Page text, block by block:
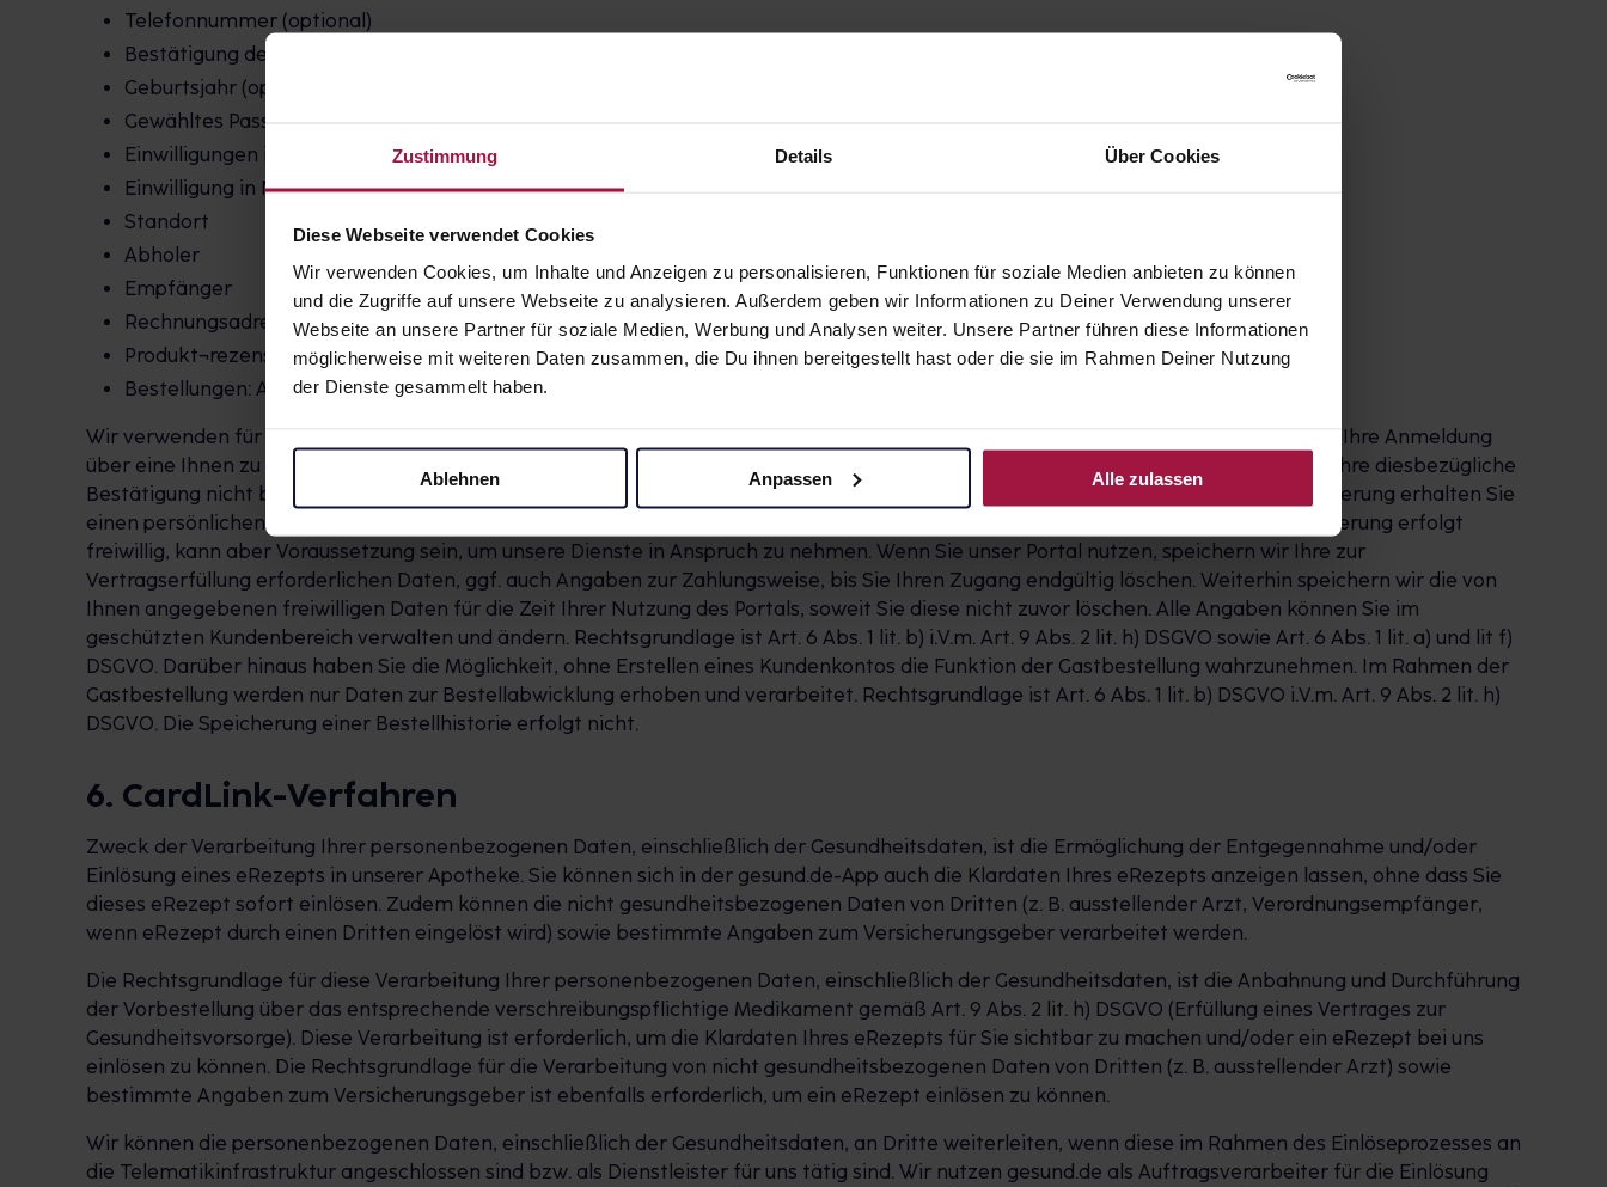
Zustimmung Details Über Cookies
Diese Webseite verwendet Cookies
Wir verwenden Cookies, um Inhalte und Anzeigen zu personalisieren, Funktionen für soziale Medien anbieten zu können
und die Zugriffe auf unsere Webseite zu analysieren. Außerdem geben wir Informationen zu Deiner Verwendung unserer
Webseite an unsere Partner für soziale Medien, Werbung und Analysen weiter. Unsere Partner führen diese Informationen
möglicherweise mit weiteren Daten zusammen, die Du ihnen bereitgestellt hast oder die sie im Rahmen Deiner Nutzung
der Dienste gesammelt haben.
Ablehnen Anpassen Alle zulassen
Telefonnummer (optional)
Bestätigung der Volljährigkeit
Geburtsjahr (optional)
Gewähltes Passwort
Einwilligungen in Speicherung und Verarbeitung von Gesundheitsdaten (teilweise optional)
Einwilligung in Newsletter und Mailings (optional)
Standort
Abholer
Empfänger
Rechnungsadresse
Produkt¬rezensionen
Bestellungen: Abholer, Abholnummer, Kontakt, Zahlungsart
Wir verwenden für die Registrierung das sog. Double-opt-in-Verfahren, d. h. Ihre Registrierung ist erst abgeschlossen, wenn Sie zuvor Ihre Anmeldung
über eine Ihnen zu diesem Zweck zugesandte Bestätigungs-E-Mail durch Klick auf den darin enthaltenen Link bestätigt haben. Falls Ihre diesbezügliche
Bestätigung nicht binnen 7 Tagen erfolgt, wird Ihre Anmeldung automatisch aus unserer Datenbank gelöscht. Nach erfolgter Registrierung erhalten Sie
einen persönlichen, passwortgeschützten Zugang und können die von Ihnen hinterlegten Daten einsehen und verwalten. Die Registrierung erfolgt
freiwillig, kann aber Voraussetzung sein, um unsere Dienste in Anspruch zu nehmen. Wenn Sie unser Portal nutzen, speichern wir Ihre zur
Vertragserfüllung erforderlichen Daten, ggf. auch Angaben zur Zahlungsweise, bis Sie Ihren Zugang endgültig löschen. Weiterhin speichern wir die von
Ihnen angegebenen freiwilligen Daten für die Zeit Ihrer Nutzung des Portals, soweit Sie diese nicht zuvor löschen. Alle Angaben können Sie im
geschützten Kundenbereich verwalten und ändern. Rechtsgrundlage ist Art. 6 Abs. 1 lit. b) i.V.m. Art. 9 Abs. 2 lit. h) DSGVO sowie Art. 6 Abs. 1 lit. a) und lit f)
DSGVO. Darüber hinaus haben Sie die Möglichkeit, ohne Erstellen eines Kundenkontos die Funktion der Gastbestellung wahrzunehmen. Im Rahmen der
Gastbestellung werden nur Daten zur Bestellabwicklung erhoben und verarbeitet. Rechtsgrundlage ist Art. 6 Abs. 1 lit. b) DSGVO i.V.m. Art. 9 Abs. 2 lit. h)
DSGVO. Die Speicherung einer Bestellhistorie erfolgt nicht.
6. CardLink-Verfahren
Zweck der Verarbeitung Ihrer personenbezogenen Daten, einschließlich der Gesundheitsdaten, ist die Ermöglichung der Entgegennahme und/oder
Einlösung eines eRezepts in unserer Apotheke. Sie können sich in der gesund.de-App auch die Klardaten Ihres eRezepts anzeigen lassen, ohne dass Sie
dieses eRezept sofort einlösen. Zudem können die nicht gesundheitsbezogenen Daten von Dritten (z. B. ausstellender Arzt, Verordnungsempfänger,
wenn eRezept durch einen Dritten eingelöst wird) sowie bestimmte Angaben zum Versicherungsgeber verarbeitet werden.
Die Rechtsgrundlage für diese Verarbeitung Ihrer personenbezogenen Daten, einschließlich der Gesundheitsdaten, ist die Anbahnung und Durchführung
der Vorbestellung über das entsprechende verschreibungspflichtige Medikament gemäß Art. 9 Abs. 2 lit. h) DSGVO (Erfüllung eines Vertrages zur
Gesundheitsvorsorge). Diese Verarbeitung ist erforderlich, um die Klardaten Ihres eRezepts für Sie sichtbar zu machen und/oder ein eRezept bei uns
einlösen zu können. Die Rechtsgrundlage für die Verarbeitung von nicht gesundheitsbezogenen Daten von Dritten (z. B. ausstellender Arzt) sowie
bestimmte Angaben zum Versicherungsgeber ist ebenfalls erforderlich, um ein eRezept einlösen zu können.
Wir können die personenbezogenen Daten, einschließlich der Gesundheitsdaten, an Dritte weiterleiten, wenn diese im Rahmen des Einlöseprozesses an
die Telematikinfrastruktur angeschlossen sind bzw. als Dienstleister für uns tätig sind. Wir nutzen gesund.de als Auftragsverarbeiter für die Einlösung